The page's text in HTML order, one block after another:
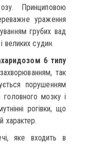
Принциповою
ураження
грубих вад
великих судин.
6 типу
так
порушенням
головного мозку і
рогівки, що
характер.
яке входить в